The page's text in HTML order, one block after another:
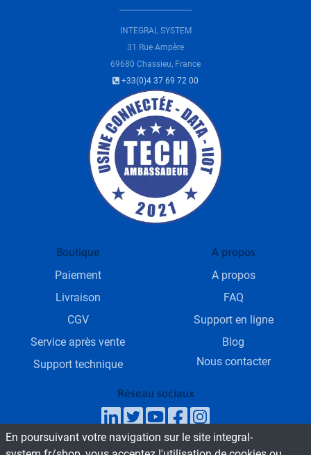
INTEGRAL SYSTEM
31 Rue Ampère
69680 Chassieu, France
+33(0)4 37 69 72 00
Boutique
Paiement
Livraison
CGV
Service après vente
Support technique
A propos
A propos
FAQ
Support en ligne
Blog
Nous contacter
Réseau sociaux
SAV & Service commercial
En poursuivant votre navigation sur le site integral-